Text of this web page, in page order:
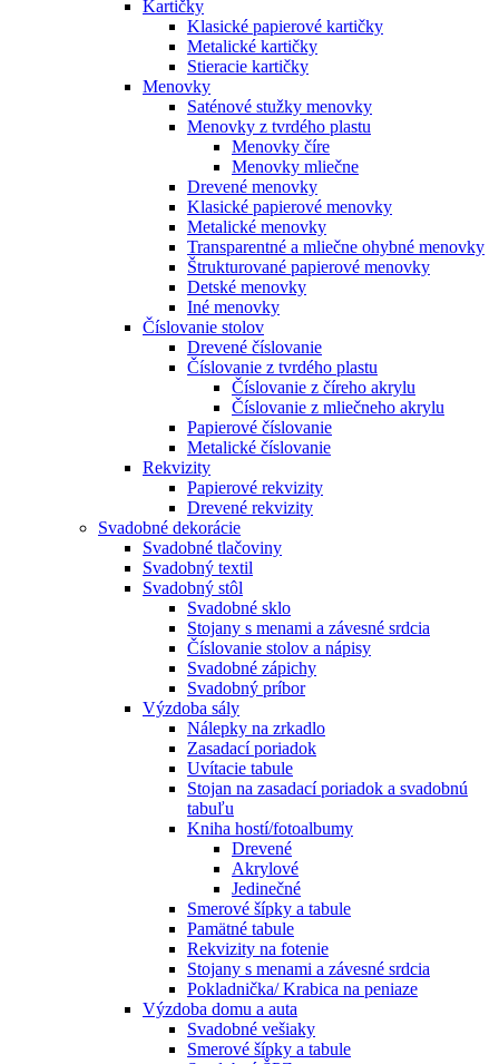
Kartičky
Klasické papierové kartičky
Metalické kartičky
Stieracie kartičky
Menovky
Saténové stužky menovky
Menovky z tvrdého plastu
Menovky číre
Menovky mliečne
Drevené menovky
Klasické papierové menovky
Metalické menovky
Transparentné a mliečne ohybné menovky
Štrukturované papierové menovky
Detské menovky
Iné menovky
Číslovanie stolov
Drevené číslovanie
Číslovanie z tvrdého plastu
Číslovanie z číreho akrylu
Číslovanie z mliečneho akrylu
Papierové číslovanie
Metalické číslovanie
Rekvizity
Papierové rekvizity
Drevené rekvizity
Svadobné dekorácie
Svadobné tlačoviny
Svadobný textil
Svadobný stôl
Svadobné sklo
Stojany s menami a závesné srdcia
Číslovanie stolov a nápisy
Svadobné zápichy
Svadobný príbor
Výzdoba sály
Nálepky na zrkadlo
Zasadací poriadok
Uvítacie tabule
Stojan na zasadací poriadok a svadobnú
tabuľu
Kniha hostí/fotoalbumy
Drevené
Akrylové
Jedinečné
Smerové šípky a tabule
Pamätné tabule
Rekvizity na fotenie
Stojany s menami a závesné srdcia
Pokladnička/ Krabica na peniaze
Výzdoba domu a auta
Svadobné vešiaky
Smerové šípky a tabule